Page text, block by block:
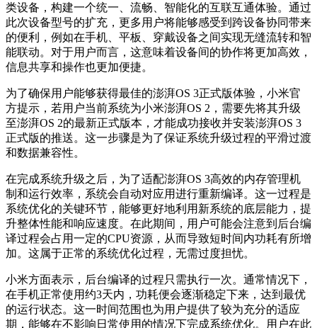
类设备，构建一个统一、流畅、智能化的互联互通体验。通过
此次设备型号的扩充，更多用户将能够感受到跨设备协同带来
的便利，例如在手机、平板、穿戴设备之间实现无缝流转和智
能联动。对于用户而言，这意味着设备间的协作将更加高效，
信息共享和操作也更加便捷。
为了确保用户能够获得最佳的澎湃OS 3正式版体验，小米官
方提示，若用户当前系统为小米澎湃OS 2，需要先将其升级
至澎湃OS 2的最新正式版本，才能成功接收并安装澎湃OS 3
正式版的推送。这一步骤是为了保证系统升级过程的平滑过渡
和数据兼容性。
在完成系统升级之后，为了适配澎湃OS 3高效的内存管理机
制和运行效率，系统会自动对应用进行重新编译。这一过程是
系统优化的关键环节，能够更好地利用新系统的底层能力，提
升整体性能和响应速度。在此期间，用户可能会注意到后台编
译过程会占用一定的CPU资源，从而导致短时间内功耗有所增
加。这属于正常的系统优化过程，无需过度担忧。
小米方面表示，后台编译的过程只需执行一次。通常情况下，
在手机正常使用约3天内，功耗便会逐渐稳定下来，达到最优
的运行状态。这一时间范围也为用户提供了较为充分的适应
期，能够在不影响日常使用的情况下完成系统优化。用户在此